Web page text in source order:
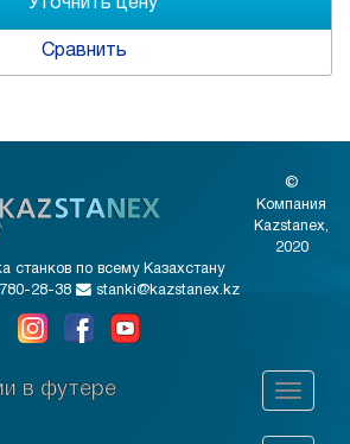
Сравнить
©
Компания
Kazstanex,
2020
станков по всему Казахстану
28-38
stanki@kazstanex.kz
в футере